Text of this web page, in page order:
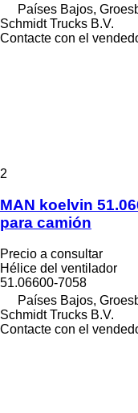
Países Bajos,
Schmidt Trucks B.V.
Contacte con el
2
MAN koelvin
para camión
Precio a consultar
Hélice del ventilador
51.06600-7058
Países Bajos,
Schmidt Trucks B.V.
Contacte con el